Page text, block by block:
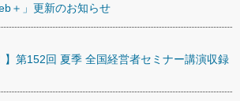
＋」更新のお知らせ
】第152回 夏季 全国経営者セミナー講演収録